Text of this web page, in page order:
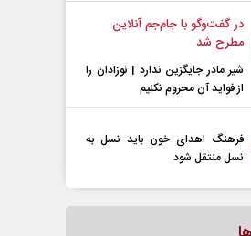
در گفت‌و‌گو با جام‌جم آنلاین
مطرح شد
شیر مادر جایگزین ندارد | نوزادان را
از فواید آن محروم نکنیم
فرهنگ اهدای خون باید نسل به
نسل منتقل شود